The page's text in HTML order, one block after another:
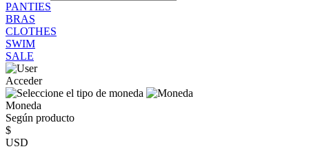
PANTIES
BRAS
CLOTHES
SWIM
SALE
Acceder
Moneda
Según producto
$
USD